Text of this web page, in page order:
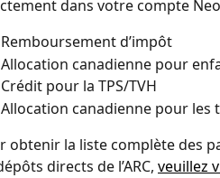
dans votre compte
Remboursement d’impôt
Allocation canadienne pour
Crédit pour la TPS/TVH
Allocation canadienne pour les
obtenir la liste complète des
directs de l’ARC, veuillez